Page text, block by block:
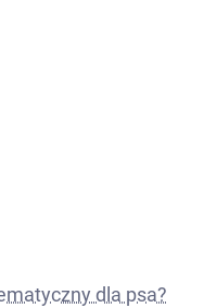
dla psa?